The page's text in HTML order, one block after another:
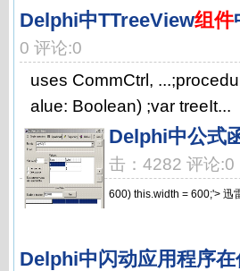
Delphi中TTreeView组件
0 评论:0
uses CommCtrl,
alue: Boolean) ;var treeIt...
Delphi中公式
击：4282 评论:0
600) this.width = 600;'> 迅
Delphi中闪动应用程序